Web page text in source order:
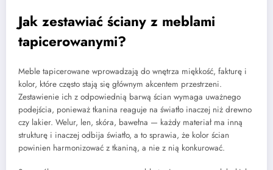
Jak zestawiać ściany z meblami
tapicerowanymi?
Meble tapicerowane wprowadzają do wnętrza miękkość, fakturę i
kolor, które często stają się głównym akcentem przestrzeni.
Zestawienie ich z odpowiednią barwą ścian wymaga uważnego
podejścia, ponieważ tkanina reaguje na światło inaczej niż drewno
czy lakier. Welur, len, skóra, bawełna — każdy materiał ma inną
strukturę i inaczej odbija światło, a to sprawia, że kolor ścian
powinien harmonizować z tkaniną, a nie z nią konkurować.